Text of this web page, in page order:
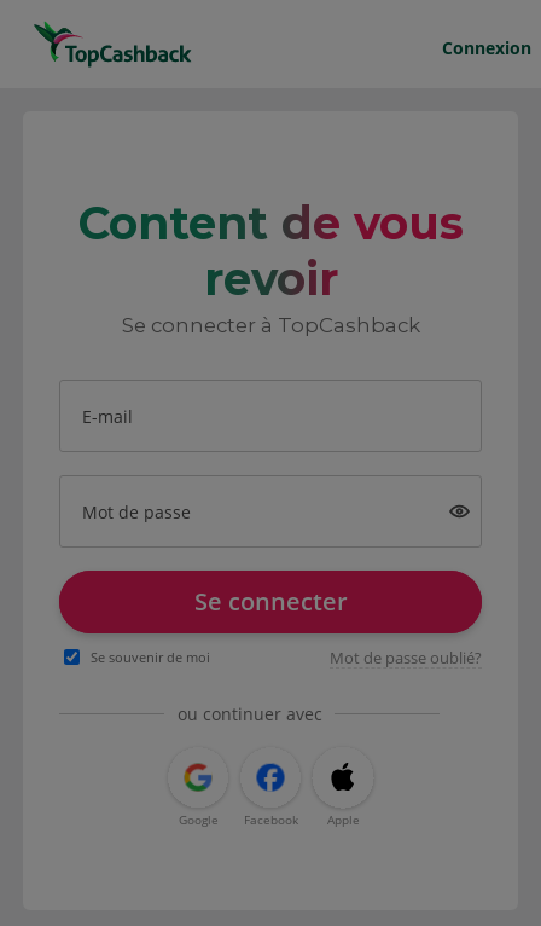
Connexion
Content de vous
revoir
Se connecter à TopCashback
E-mail
Mot de passe
Se connecter
Se souvenir de moi Mot de passe oublié?
ou continuer avec
Google Facebook Apple